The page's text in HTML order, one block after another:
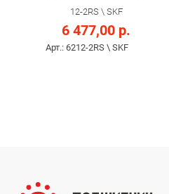
12-2RS \ SKF
6 477,00 р.
Арт.: 6212-2RS \ SKF